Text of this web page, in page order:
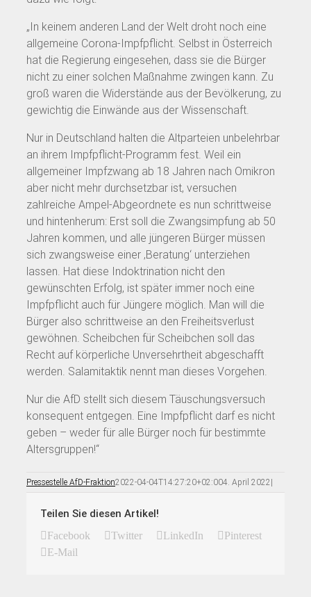
„In keinem anderen Land der Welt droht noch eine
allgemeine Corona-Impfpflicht. Selbst in Österreich
hat die Regierung eingesehen, dass sie die Bürger
nicht zu einer solchen Maßnahme zwingen kann. Zu
groß waren die Widerstände aus der Bevölkerung, zu
gewichtig die Einwände aus der Wissenschaft.
Nur in Deutschland halten die Altparteien unbelehrbar
an ihrem Impfpflicht-Programm fest. Weil ein
allgemeiner Impfzwang ab 18 Jahren nach Omikron
aber nicht mehr durchsetzbar ist, versuchen
zahlreiche Ampel-Abgeordnete es nun schrittweise
und hintenherum: Erst soll die Zwangsimpfung ab 50
Jahren kommen, und alle jüngeren Bürger müssen
sich zwangsweise einer ‚Beratung‘ unterziehen
lassen. Hat diese Indoktrination nicht den
gewünschten Erfolg, ist später immer noch eine
Impfpflicht auch für Jüngere möglich. Man will die
Bürger also schrittweise an den Freiheitsverlust
gewöhnen. Scheibchen für Scheibchen soll das
Recht auf körperliche Unversehrtheit abgeschafft
werden. Salamitaktik nennt man dieses Vorgehen.
Nur die AfD stellt sich diesem Täuschungsversuch
konsequent entgegen. Eine Impfpflicht darf es nicht
geben – weder für alle Bürger noch für bestimmte
Altersgruppen!“
Pressestelle AfD-Fraktion2022-04-04T14:27:20+02:004. April 2022 |
Teilen Sie diesen Artikel!
Facebook Twitter LinkedIn
Pinterest
E-Mail